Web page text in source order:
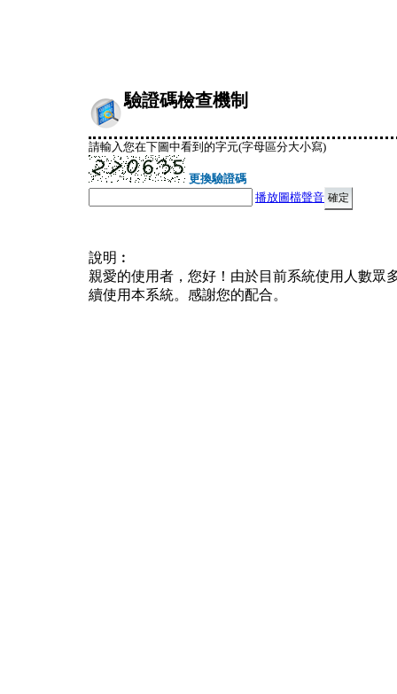
驗證碼檢查機制
請輸入您在下圖中看到的字元(字母區分大小寫)
更換驗證碼
播放圖檔聲音
說明︰
親愛的使用者，您好！由於目前系統使用人數眾
續使用本系統。感謝您的配合。